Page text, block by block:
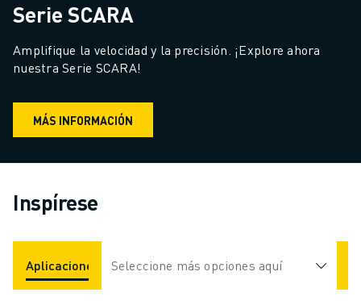
Serie SCARA
Amplifique la velocidad y la precisión. ¡Explore ahora
nuestra Serie SCARA!
MÁS INFORMACIÓN
Inspírese
Aplicaciones Industrias
Seleccione más opciones aquí